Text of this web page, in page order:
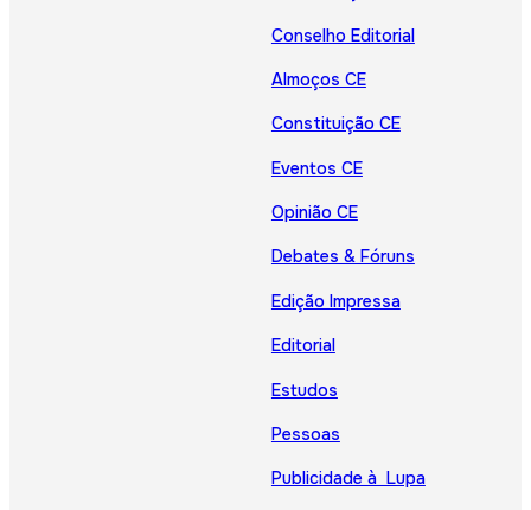
Conselho Editorial
Almoços CE
Constituição CE
Eventos CE
Opinião CE
Debates & Fóruns
Edição Impressa
Editorial
Estudos
Pessoas
Publicidade à Lupa